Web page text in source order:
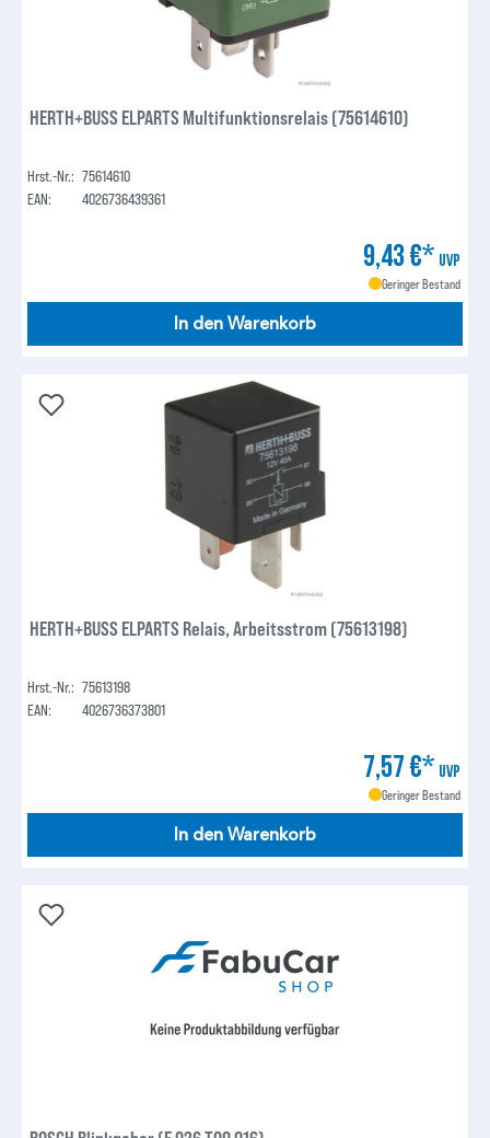
HERTH+BUSS ELPARTS Multifunktionsrelais (75614610)
Hrst.-Nr.: 75614610
EAN:
4026736439361
9,43 €* UVP
Geringer Bestand
In den Warenkorb
HERTH+BUSS ELPARTS Relais, Arbeitsstrom (75613198)
Hrst.-Nr.: 75613198
EAN:
4026736373801
7,57 €* UVP
Geringer Bestand
In den Warenkorb